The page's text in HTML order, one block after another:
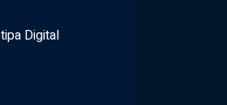
Digital